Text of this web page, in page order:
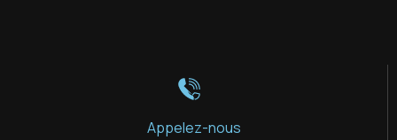
Appelez-nous